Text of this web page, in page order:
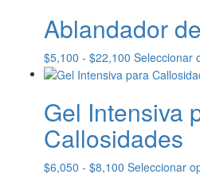
Ablandador
$5,100 - $22,100 Rango
de
desde
$5,100
hasta
$22,100
Seleccionar
Gel Intensiva
Callosidades
$6,050 - $8,100 Rango
Seleccionar